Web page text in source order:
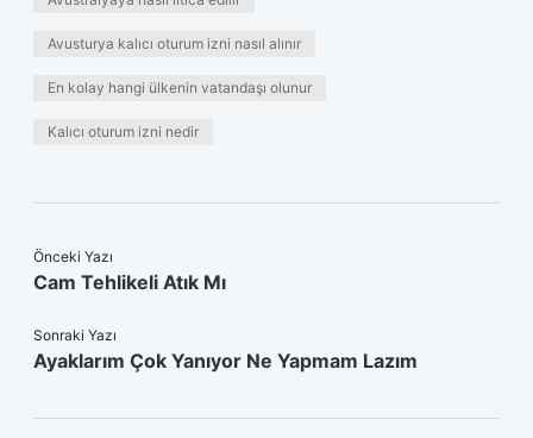
Avusturya kalıcı oturum izni nasıl alınır
En kolay hangi ülkenin vatandaşı olunur
Kalıcı oturum izni nedir
Önceki Yazı
Cam Tehlikeli Atık Mı
Sonraki Yazı
Ayaklarım Çok Yanıyor Ne Yapmam Lazım